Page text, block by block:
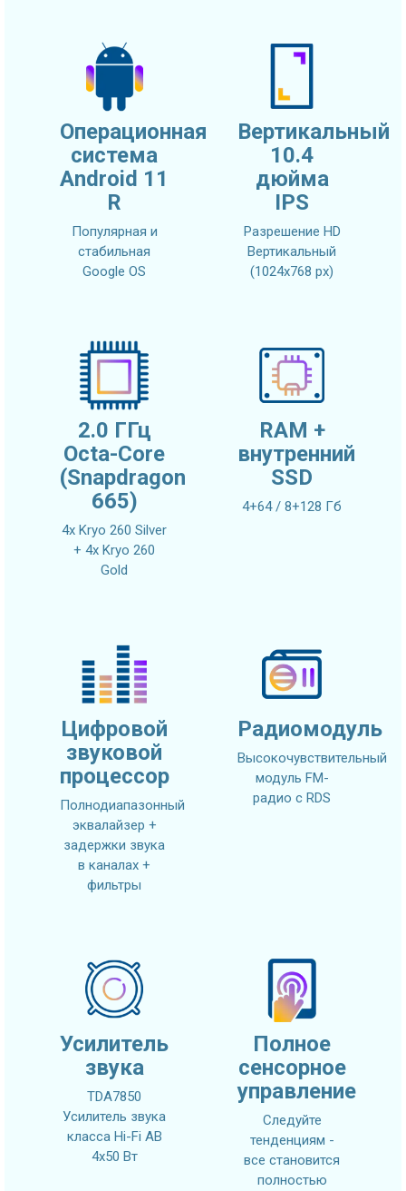
Операционная
система
Android 11
R
Популярная и
стабильная
Google OS
Вертикальный
10.4
дюйма
IPS
Разрешение HD
Вертикальный
(1024x768 px)
2.0 ГГц
Octa-Core
(Snapdragon
665)
4x Kryo 260 Silver
+ 4x Kryo 260
Gold
RAM +
внутренний
SSD
4+64 / 8+128 Гб
Цифровой
звуковой
процессор
Полнодиапазонный
эквалайзер +
задержки звука
в каналах +
фильтры
Радиомодуль
Высокочувствительный
модуль FM-
радио с RDS
Усилитель
звука
TDA7850
Усилитель звука
класса Hi-Fi AB
4x50 Вт
Полное
сенсорное
управление
Следуйте
тенденциям -
все становится
полностью